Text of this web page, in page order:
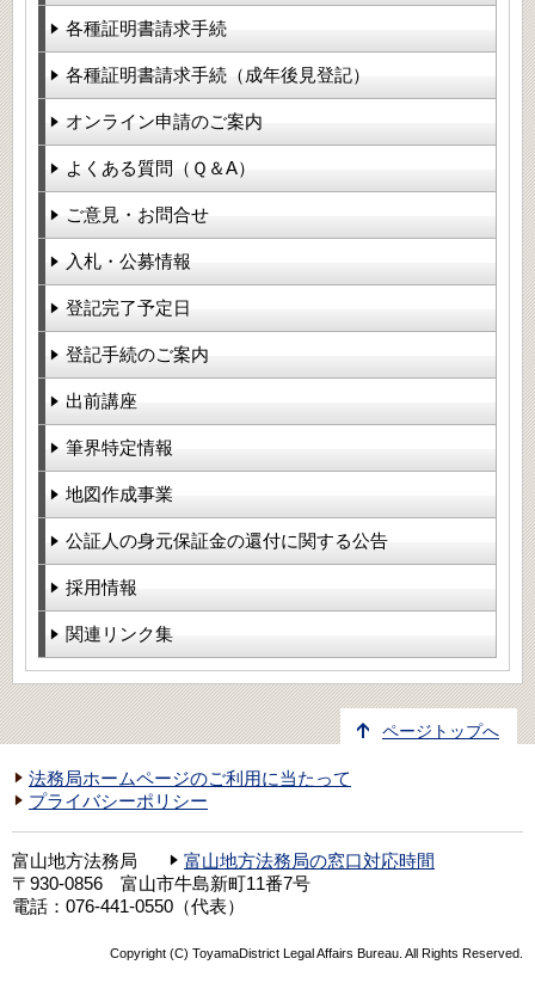
各種証明書請求手続
各種証明書請求手続（成年後見登記）
オンライン申請のご案内
よくある質問（Ｑ＆A）
ご意見・お問合せ
入札・公募情報
登記完了予定日
登記手続のご案内
出前講座
筆界特定情報
地図作成事業
公証人の身元保証金の還付に関する公告
採用情報
関連リンク集
ページトップへ
法務局ホームページのご利用に当たって
プライバシーポリシー
富山地方法務局
富山地方法務局の窓口対応時間
〒930-0856 富山市牛島新町11番7号
電話：076-441-0550（代表）
Copyright (C) ToyamaDistrict Legal Affairs Bureau. All Rights Reserved.